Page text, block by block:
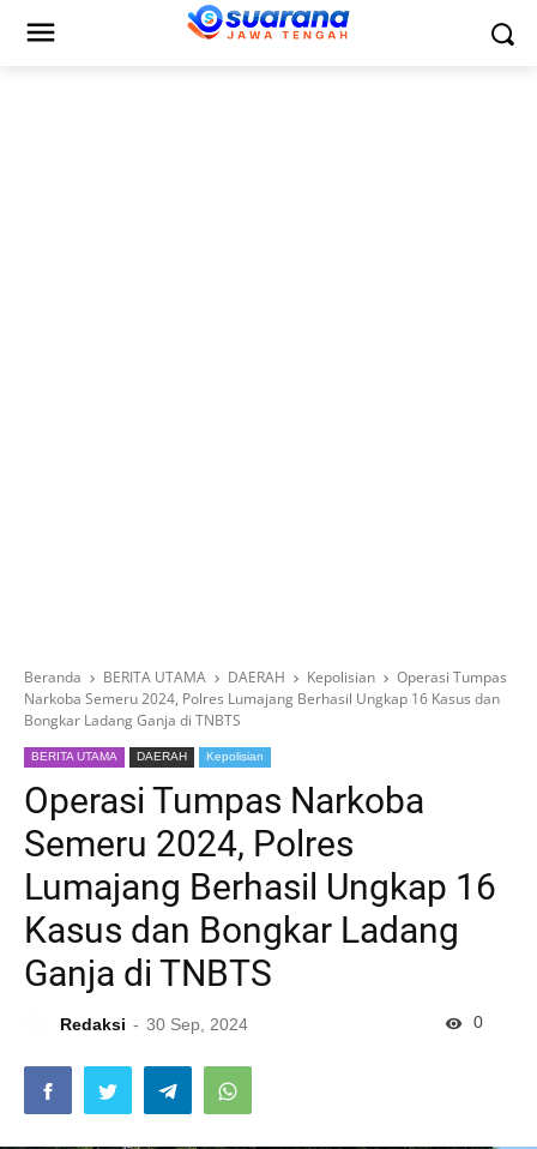
Beranda BERITA UTAMA DAERAH Kepolisian
Operasi Tumpas
Narkoba Semeru 2024, Polres Lumajang Berhasil Ungkap 16 Kasus dan
Bongkar Ladang Ganja di TNBTS
BERITA UTAMA DAERAH Kepolisian
Operasi Tumpas Narkoba
Semeru 2024, Polres
Lumajang Berhasil Ungkap 16
Kasus dan Bongkar Ladang
Ganja di TNBTS
Redaksi 30 Sep, 2024 0